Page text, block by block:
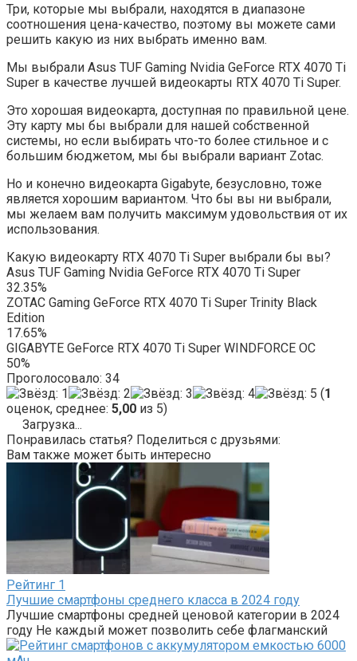
Три, которые мы выбрали, находятся в диапазоне
соотношения цена-качество, поэтому вы можете сами
решить какую из них выбрать именно вам.
Мы выбрали Asus TUF Gaming Nvidia GeForce RTX 4070 Ti
Super в качестве лучшей видеокарты RTX 4070 Ti Super.
Это хорошая видеокарта, доступная по правильной цене.
Эту карту мы бы выбрали для нашей собственной
системы, но если выбирать что-то более стильное и с
большим бюджетом, мы бы выбрали вариант Zotac.
Но и конечно видеокарта Gigabyte, безусловно, тоже
является хорошим вариантом. Что бы вы ни выбрали,
мы желаем вам получить максимум удовольствия от их
использования.
Какую видеокарту RTX 4070 Ti Super выбрали бы вы?
Asus TUF Gaming Nvidia GeForce RTX 4070 Ti Super
32.35%
ZOTAC Gaming GeForce RTX 4070 Ti Super Trinity Black
Edition
17.65%
GIGABYTE GeForce RTX 4070 Ti Super WINDFORCE OC
50%
Проголосовало: 34
(1
оценок, среднее: 5,00 из 5)
Загрузка...
Понравилась статья? Поделиться с друзьями:
Вам также может быть интересно
Рейтинг 1
Лучшие смартфоны среднего класса в 2024 году
Лучшие смартфоны средней ценовой категории в 2024
году Не каждый может позволить себе флагманский